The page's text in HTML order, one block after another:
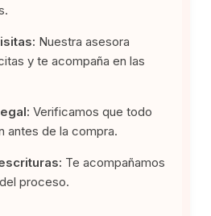
Nuestra asesora
y te acompaña en las
Verificamos que todo
antes de la compra.
Te acompañamos
proceso.